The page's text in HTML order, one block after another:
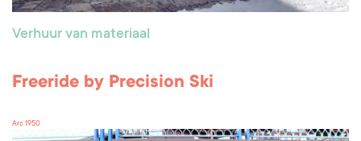
Verhuur van materiaal
Freeride by Precision Ski
Arc 1950